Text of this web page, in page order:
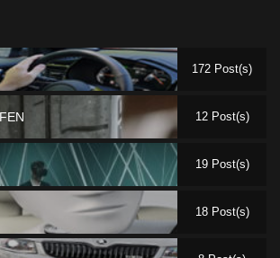
172 Post(s)
12 Post(s)
19 Post(s)
18 Post(s)